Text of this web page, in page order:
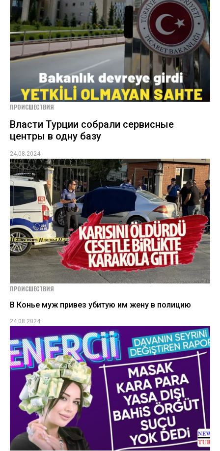
ПРОИСШЕСТВИЯ
Власти Турции собрали сервисные
центры в одну базу
24.08.2024
ПРОИСШЕСТВИЯ
В Конье муж привез убитую им жену в полицию
24.08.2024